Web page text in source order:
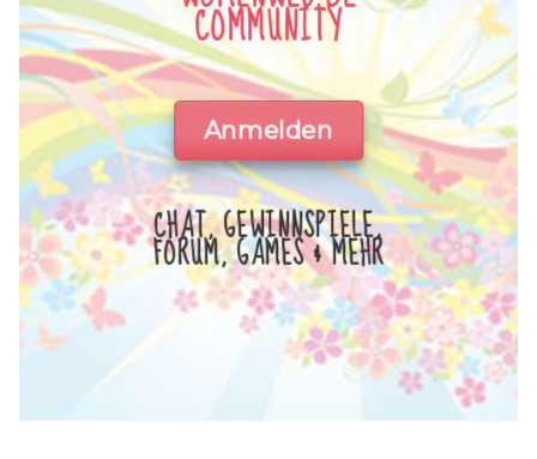
COMMUNITY
Anmelden
CHAT, GEWINNSPIELE,
FORUM, GAMES & MEHR